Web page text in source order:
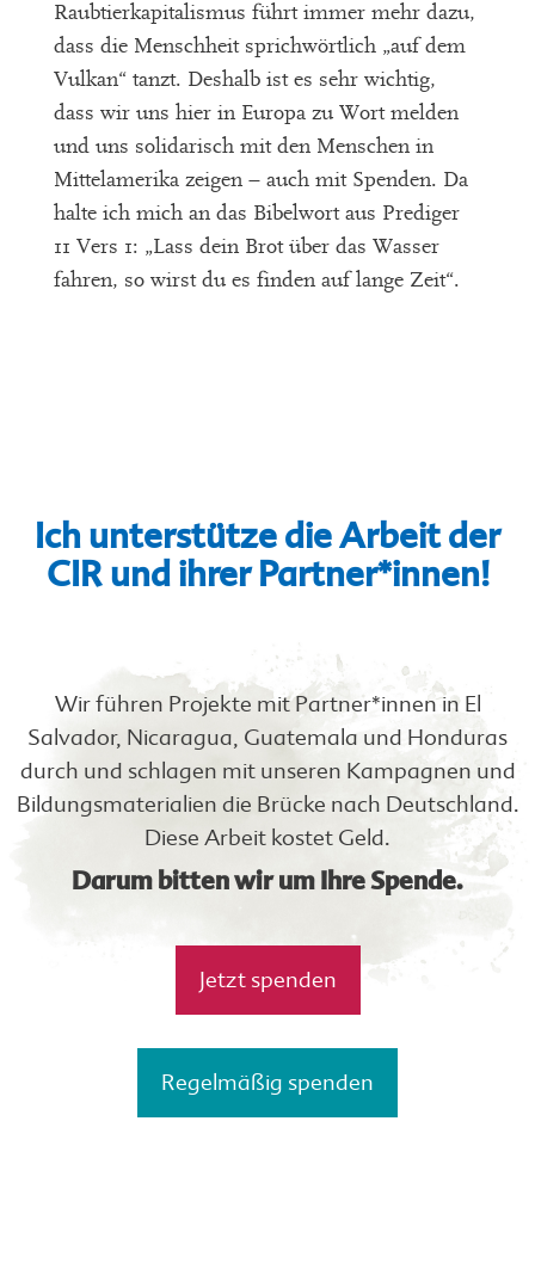
Raubtierkapitalismus führt immer mehr dazu,
dass die Menschheit sprichwörtlich „auf dem
Vulkan“ tanzt. Deshalb ist es sehr wichtig,
dass wir uns hier in Europa zu Wort melden
und uns solidarisch mit den Menschen in
Mittelamerika zeigen – auch mit Spenden. Da
halte ich mich an das Bibelwort aus Prediger
11 Vers 1: „Lass dein Brot über das Wasser
fahren, so wirst du es finden auf lange Zeit“.
Ich unterstütze die Arbeit der
CIR und ihrer Partner*innen!
Wir führen Projekte mit Partner*innen in El
Salvador, Nicaragua, Guatemala und Honduras
durch und schlagen mit unseren Kampagnen und
Bildungsmaterialien die Brücke nach Deutschland.
Diese Arbeit kostet Geld.
Darum bitten wir um Ihre Spende.
Jetzt spenden
Regelmäßig spenden